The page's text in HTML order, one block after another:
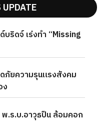
ริดจ์ เร่งทำ “Missing
ยความรุนแรงสังคม
ง
.ร.บ.อาวุธปืน ล้อมคอก